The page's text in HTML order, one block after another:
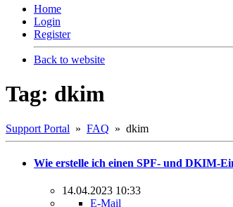
Home
Login
Register
Back to website
Tag: dkim
Support Portal » FAQ » dkim
Wie erstelle ich einen SPF- und DKIM-
14.04.2023 10:33
E-Mail